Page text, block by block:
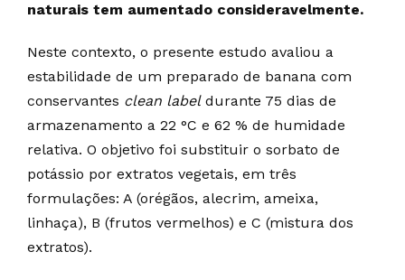
naturais tem aumentado consideravelmente.
Neste contexto, o presente estudo avaliou a
estabilidade de um preparado de banana com
conservantes clean labeldurante 75 dias de
armazenamento a 22 °C e 62 % de humidade
relativa. O objetivo foi substituir o sorbato de
potássio por extratos vegetais, em três
formulações: A (orégãos, alecrim, ameixa,
linhaça), B (frutos vermelhos) e C (mistura dos
extratos).